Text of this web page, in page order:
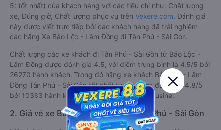
5: tốt nhất) của khách hàng với các tiêu chí như: Chất lượng
xe, Đúng giờ, Chất lượng phục vụ trên Vexere.com. Đánh giá
này được viết trực tiếp bởi các khách hàng đã trải nghiệm
các hãng Xe Bảo Lộc - Lâm Đồng đi Tân Phú - Sài Gòn.
Chất lượng các xe khách đi Tân Phú - Sài Gòn từ Bảo Lộc -
Lâm Đồng được đánh giá 4.5, với điểm trung bình là 4.5/5 bởi
26270 hành khách. Trong đó hãng xe khách Bảo Lộc - Lâm
Đồng Tân Phú - Sài Gòn tốt nhất tuyến được đánh giá 4.8/5
bởi 10363 hành khách là nhà xe An Anh Limousine.
2. Giá vé xe Bảo Lộc - Lâm Đồng Tân Phú - Sài Gòn